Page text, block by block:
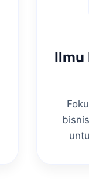
Ilmu